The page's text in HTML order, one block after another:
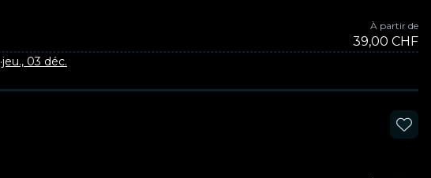
À partir de
39,00 CHF
·jeu., 03 déc.